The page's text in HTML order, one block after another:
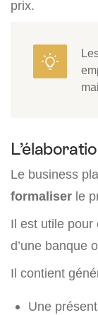
prix.
Le business
formaliser le
Il est utile pour
d’une banque
Il contient
Une